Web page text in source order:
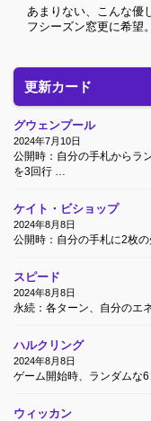
あまりない、こんな優
フシーズン窓更に希望。
更新カード
グウェンプール
2024年7月10日
公開時：自分の手札からラ
を3回行 …
ケイト・ビショップ
2024年8月8日
公開時：自分の手札に2枚の
スピード
2024年8月8日
永続：各ターン、自分のエ
ハルクリング
2024年8月8日
ゲーム開始時、ランダムな
ウィッカン